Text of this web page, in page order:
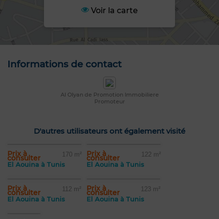
Voir la carte
Informations de contact
Al Olyan de Promotion Immobiliere
Promoteur
D'autres utilisateurs ont également visité
Prix à
consulter 170 m²
El Aouina à Tunis
Prix à
consulter 122 m²
El Aouina à Tunis
Prix à
consulter 112 m²
El Aouina à Tunis
Prix à
consulter 123 m²
El Aouina à Tunis